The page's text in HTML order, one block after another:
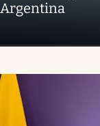
Argentina